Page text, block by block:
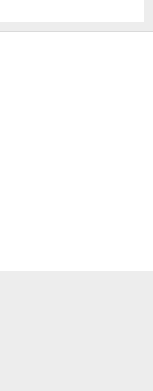
wie
oder
eines
zu
zwar